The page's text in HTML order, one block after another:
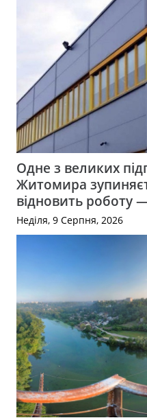
Одне з великих
Житомира
відновить роботу
Неділя, 9 Серпня, 2026